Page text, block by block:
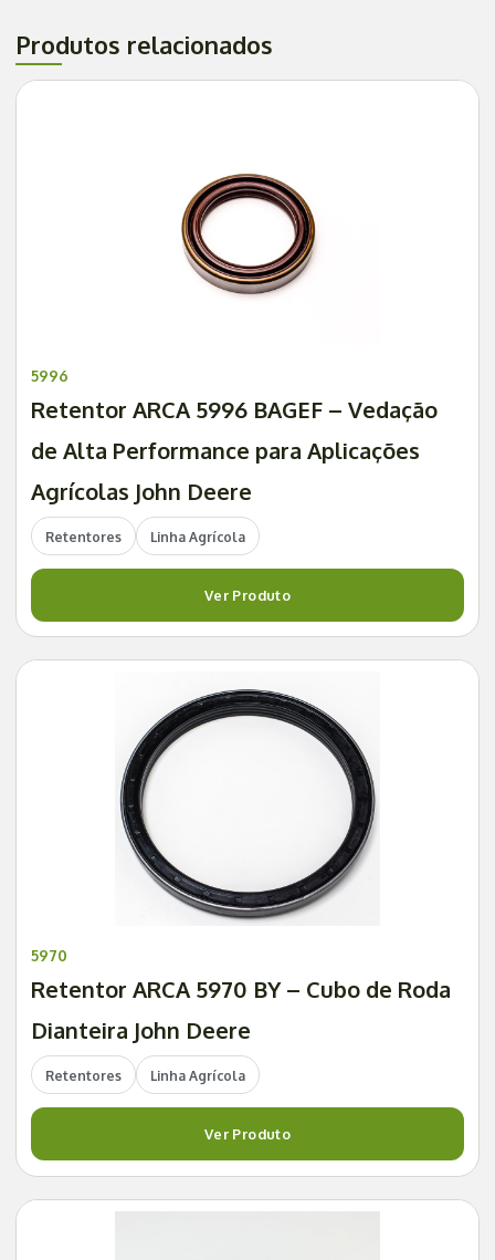
Produtos relacionados
5996
Retentor ARCA 5996 BAGEF – Vedação
de Alta Performance para Aplicações
Agrícolas John Deere
Retentores Linha Agrícola
Ver Produto
5970
Retentor ARCA 5970 BY – Cubo de Roda
Dianteira John Deere
Retentores Linha Agrícola
Ver Produto